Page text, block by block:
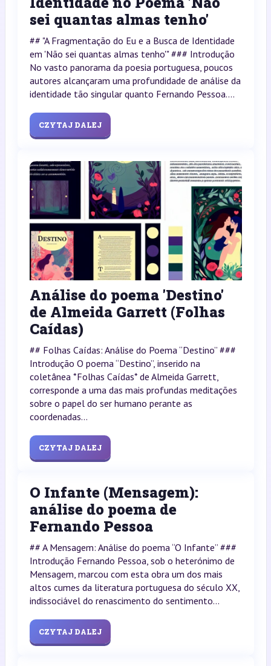
sei quantas almas tenho'
## "A Fragmentação do Eu e a Busca de Identidade
em 'Não sei quantas almas tenho'" ### Introdução
No vasto panorama da poesia portuguesa, poucos
autores alcançaram uma profundidade de análise da
identidade tão singular quanto Fernando Pessoa....
CZYTAJ DALEJ
Análise do poema 'Destino'
de Almeida Garrett (Folhas
Caídas)
## Folhas Caídas: Análise do Poema “Destino” ###
Introdução O poema “Destino”, inserido na
coletânea *Folhas Caídas* de Almeida Garrett,
corresponde a uma das mais profundas meditações
sobre o papel do ser humano perante as
coordenadas...
CZYTAJ DALEJ
O Infante (Mensagem):
análise do poema de
Fernando Pessoa
## A Mensagem: Análise do poema “O Infante” ###
Introdução Fernando Pessoa, sob o heterónimo de
Mensagem, marcou com esta obra um dos mais
altos cumes da literatura portuguesa do século XX,
indissociável do renascimento do sentimento...
CZYTAJ DALEJ